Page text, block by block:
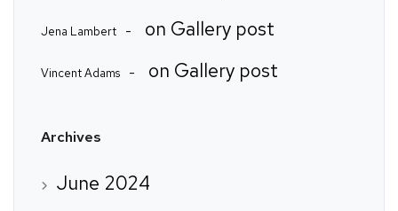
Jena Lambert on Gallery post
Vincent Adams on Gallery post
Archives
June 2024